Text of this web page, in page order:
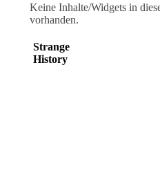
Keine Inhalte/Widgets in
vorhanden.
Strange
History